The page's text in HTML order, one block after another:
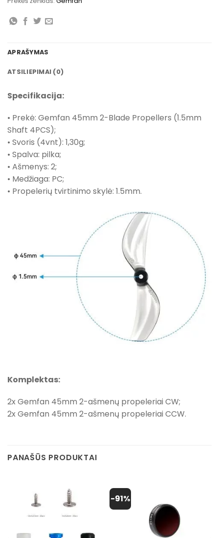
APRAŠYMAS
ATSILIEPIMAI (0)
Specifikacija:
• Prekė: Gemfan 45mm 2-Blade Propellers (1.5mm
Shaft 4PCS);
• Svoris (4vnt): 1,30g;
• Spalva: pilka;
• Ašmenys: 2;
• Medžiaga: PC;
• Propelerių tvirtinimo skylė: 1.5mm.
Komplektas:
2x Gemfan 45mm 2-ašmenų propeleriai CW;
2x Gemfan 45mm 2-ašmenų propeleriai CCW.
PANAŠŪS PRODUKTAI
-91%